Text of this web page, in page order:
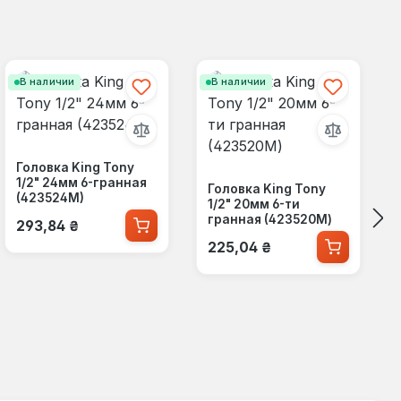
В наличии
Головка King Tony
1/2" 24мм 6-гранная
(423524M)
Обычная цена:
293,84 ₴
В наличии
Головка King Tony
1/2" 20мм 6-ти
гранная (423520M)
Обычная цена:
225,04 ₴